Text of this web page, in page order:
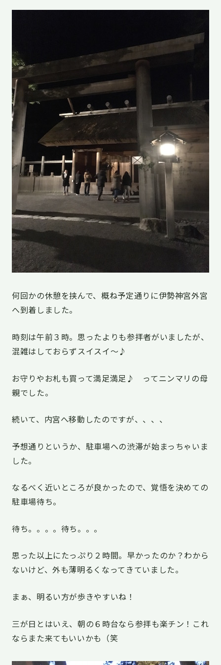
何回かの休憩を挟んで、概ね予定通りに伊勢神宮外宮
へ到着しました。
時刻は午前３時。思ったよりも参拝者がいましたが、
混雑はしておらずスイスイ～♪
お守りやお札も買って満足満足♪ ってニンマリの母
親でした。
続いて、内宮へ移動したのですが、、、、
予想通りというか、駐車場への渋滞が始まっちゃいま
した。
なるべく近いところが良かったので、覚悟を決めての
駐車場待ち。
待ち。。。。待ち。。。
思った以上にたっぷり２時間。早かったのか？わから
ないけど、外も薄明るくなってきていました。
まぁ、明るい方が歩きやすいね！
三が日とはいえ、朝の６時台なら参拝も楽チン！これ
ならまた来てもいいかも（笑